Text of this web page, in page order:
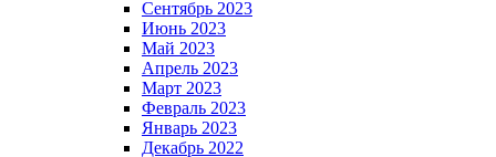
Сентябрь 2023
Июнь 2023
Май 2023
Апрель 2023
Март 2023
Февраль 2023
Январь 2023
Декабрь 2022